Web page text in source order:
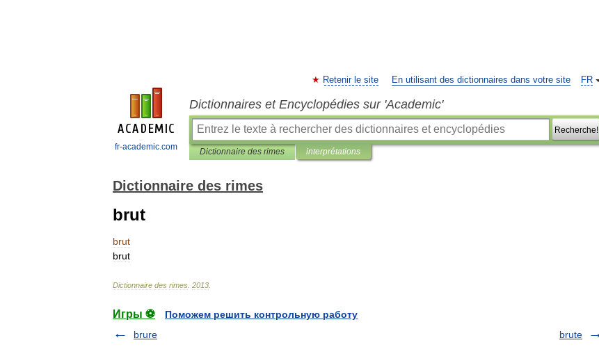
fr-academic.com
FR
Retenir le site En utilisant des dictionnaires dans votre site
Dictionnaires et Encyclopédies sur 'Academic'
Recherche!
Dictionnaire des rimes interprétations
Dictionnaire des rimes
brut
brut
brut
Dictionnaire des rimes 2013
Игры ⚽
Поможем решить контрольную работу
brure
brute